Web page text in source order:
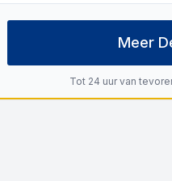
Meer
Tot 24 uur van